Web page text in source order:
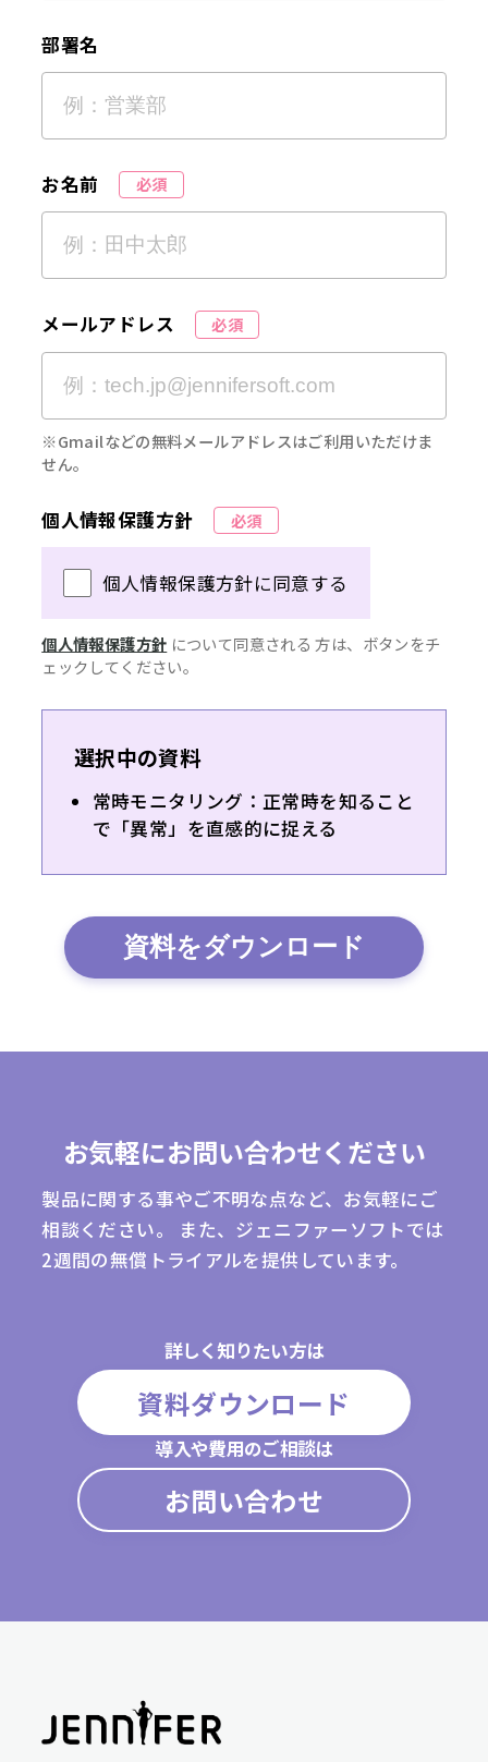
部署名
お名前 必須
メールアドレス 必須
※Gmailなどの無料メールアドレスはご利用いただけま
せん。
個人情報保護方針 必須
個人情報保護方針に同意する
個人情報保護方針 について同意される 方は、ボタンをチ
ェックしてください。
選択中の資料
常時モニタリング：正常時を知ること
で「異常」を直感的に捉える
資料をダウンロード
お気軽にお問い合わせください
製品に関する事やご不明な点など、お気軽にご
相談ください。
また、ジェニファーソフトでは
2週間の無償トライアルを提供しています。
詳しく知りたい方は
資料ダウンロード
導入や費用のご相談は
お問い合わせ